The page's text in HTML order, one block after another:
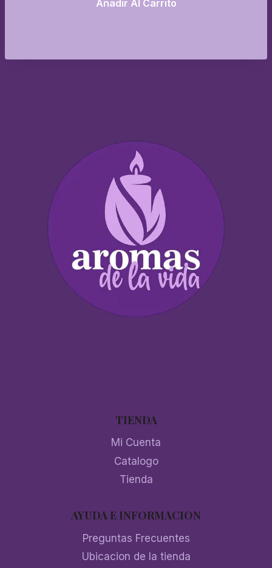
Añadir Al Carrito
TIENDA
Mi Cuenta
Catalogo
Tienda
AYUDA E INFORMACION
Preguntas Frecuentes
Ubicacion de la tienda